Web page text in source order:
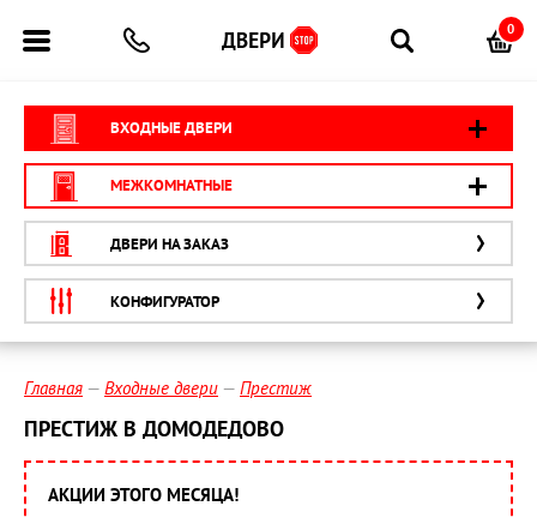
0
ВХОДНЫЕ ДВЕРИ
МЕЖКОМНАТНЫЕ
ДВЕРИ НА ЗАКАЗ
КОНФИГУРАТОР
Главная Входные двери Престиж
ПРЕСТИЖ В ДОМОДЕДОВО
АКЦИИ ЭТОГО МЕСЯЦА!